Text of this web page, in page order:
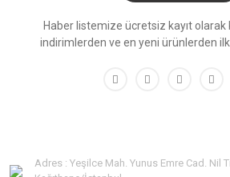
Haber listemize ücretsiz kayıt
indirimlerden ve en yeni ürünlerden
Adres : Yeşilce Mah. Yunus Emre Cad. Nil